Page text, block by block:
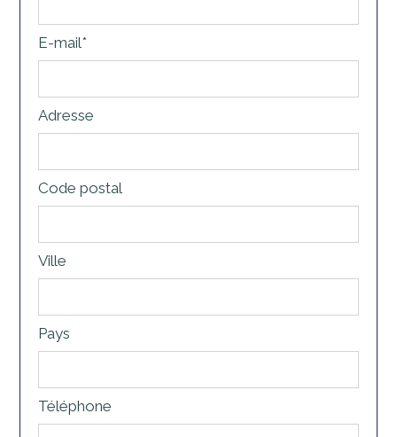
E-mail*
Adresse
Code postal
Ville
Pays
Téléphone